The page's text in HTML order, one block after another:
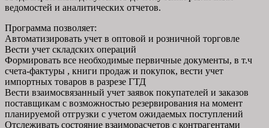
ведомостей и аналитических отчетов.
Программа позволяет:
Автоматизировать учет в оптовой и розничной торговле
Вести учет складских операций
Формировать все необходимые первичные документы, в т.ч
счета-фактуры , книги продаж и покупок, вести учет
импортных товаров в разрезе ГТД
Вести взаимосвязанный учет заявок покупателей и заказов
поставщикам с возможностью резервирования на момент
планируемой отгрузки с учетом ожидаемых поступлений
Отслеживать состояние взаиморасчетов с контрагентами